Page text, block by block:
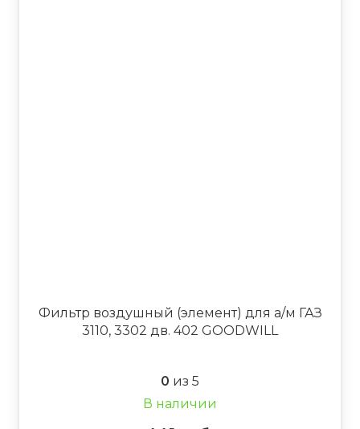
Фильтр воздушный (элемент) для а/м ГАЗ
3110, 3302 дв. 402 GOODWILL
0 из 5
В наличии